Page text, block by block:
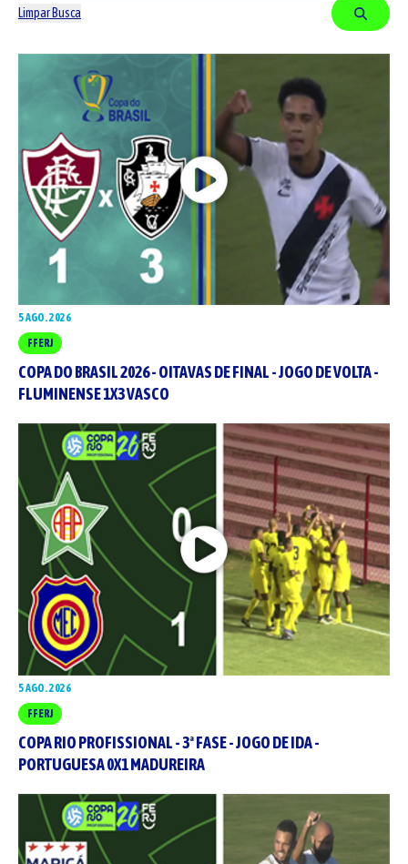
Limpar Busca
5 AGO. 2026
FFERJ
COPA DO BRASIL 2026 - OITAVAS DE FINAL - JOGO DE VOLTA -
FLUMINENSE 1X3 VASCO
5 AGO. 2026
FFERJ
COPA RIO PROFISSIONAL - 3ª FASE - JOGO DE IDA -
PORTUGUESA 0X1 MADUREIRA